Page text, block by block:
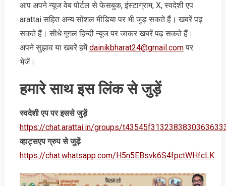
आप अपने न्‍यूज वेब पोर्टल से फेसबुक, इंस्‍टाग्राम, X, स्‍वदेशी एप
arattai सहित अन्‍य सोशल मीडिया पर भी जुड़ सकते हैं। खबरें पढ़
सकते हैं। सीधे गूगल हिन्‍दी न्‍यूज पर जाकर खबरें पढ़ सकते हैं।
अपने सुझाव या खबरें हमेंdainikbharat24@gmail.comपर
भेजें।
हमारे साथ इस लिंक से जुड़ें
स्‍वदेशी एप पर इससे जुड़ें
https://chat.arattai.in/groups/
व्‍हाट्सएप ग्रुप से जुड़ें
https://chat.whatsapp.com/H5n5EBsvk6S4fpctWHfcLK